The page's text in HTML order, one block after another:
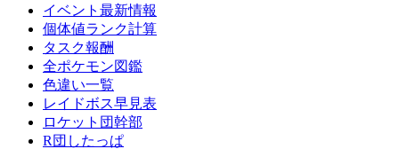
イベント最新情報
個体値ランク計算
タスク報酬
全ポケモン図鑑
色違い一覧
レイドボス早見表
ロケット団幹部
R団したっぱ